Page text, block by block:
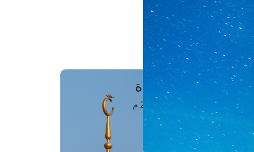
حجز موعد
الفتوى الهاتفية
مَواقِيتُ الصَّـــلاة
القاهرة · 07 أغسطس 2026 م
الفجر